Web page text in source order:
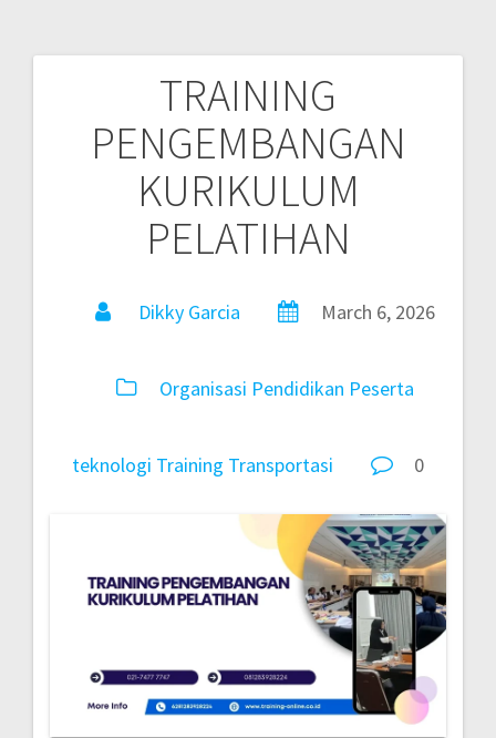
TRAINING
PENGEMBANGAN
KURIKULUM
PELATIHAN
Dikky Garcia March 6, 2026
Organisasi Pendidikan Peserta
teknologi Training Transportasi 0